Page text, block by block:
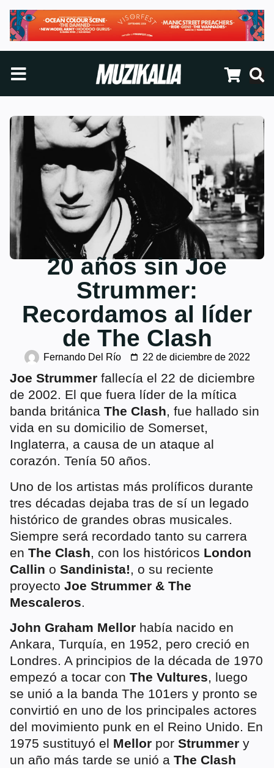
20 años sin Joe
Strummer:
Recordamos al líder
de The Clash
Fernando Del Río 22 de diciembre de 2022
Joe Strummer fallecía el 22 de diciembre
de 2002. El que fuera líder de la mítica
banda británica The Clash, fue hallado sin
vida en su domicilio de Somerset,
Inglaterra, a causa de un ataque al
corazón. Tenía 50 años.
Uno de los artistas más prolíficos durante
tres décadas dejaba tras de sí un legado
histórico de grandes obras musicales.
Siempre será recordado tanto su carrera
en The Clash, con los históricos London
Callin o Sandinista!, o su reciente
proyecto Joe Strummer & The
Mescaleros.
John Graham Mellor había nacido en
Ankara, Turquía, en 1952, pero creció en
Londres. A principios de la década de 1970
empezó a tocar con The Vultures, luego
se unió a la banda The 101ers y pronto se
convirtió en uno de los principales actores
del movimiento punk en el Reino Unido. En
1975 sustituyó el Mellor por Strummer y
un año más tarde se unió a The Clash